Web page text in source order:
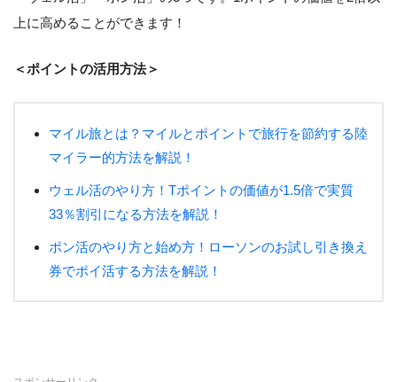
上に高めることができます！
＜ポイントの活用方法＞
マイル旅とは？マイルとポイントで旅行を節約する陸
マイラー的方法を解説！
ウェル活のやり方！Tポイントの価値が1.5倍で実質
33％割引になる方法を解説！
ポン活のやり方と始め方！ローソンのお試し引き換え
券でポイ活する方法を解説！